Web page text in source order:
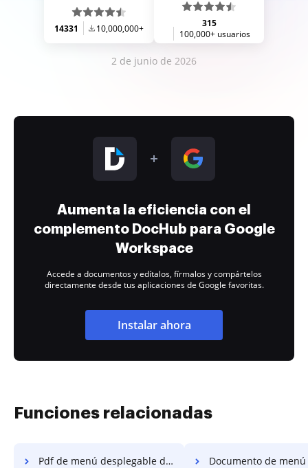
14331 10,000,000+
315
100,000+ usuarios
2 de junio de 2026
Aumenta la eficiencia con el
complemento DocHub para Google
Workspace
Accede a documentos y edítalos, fírmalos y compártelos
directamente desde tus aplicaciones de Google favoritas.
Instalar ahora
Funciones relacionadas
Pdf de menú desplegable de impuestos Documento de menú desplegable de